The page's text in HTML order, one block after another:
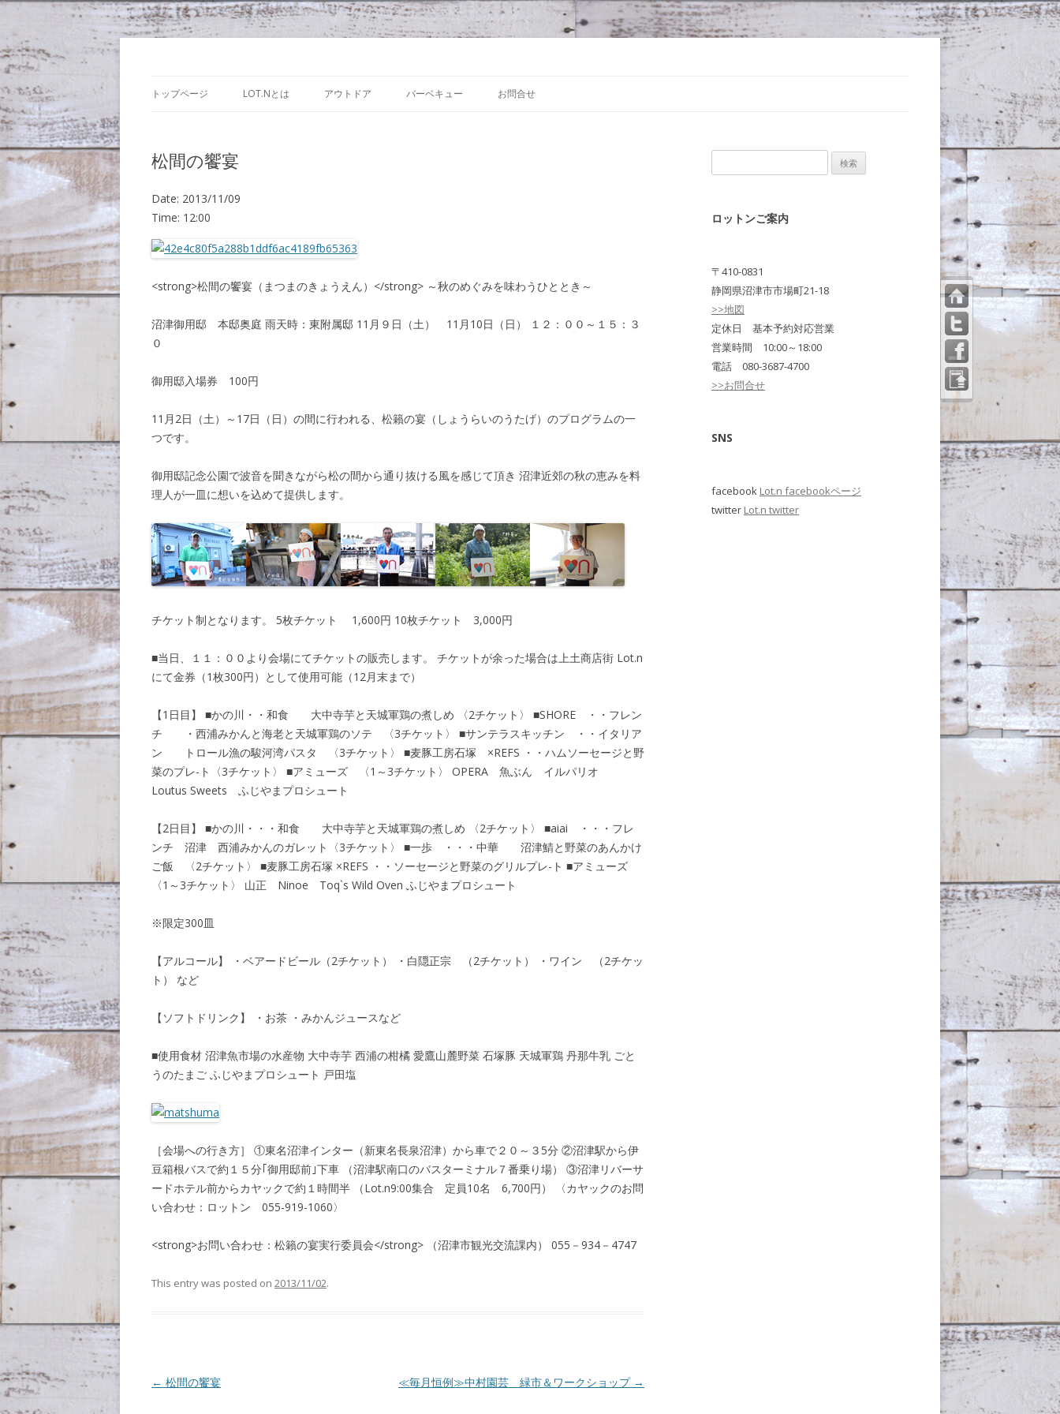
トップページ LOT.Nとは アウトドア バーベキュー お問合せ
松間の饗宴
Date: 2013/11/09
Time: 12:00
<strong>松間の饗宴（まつまのきょうえん）</strong> ～秋のめぐみを味わうひととき～
沼津御用邸 本邸奥庭 雨天時：東附属邸 11月９日（土） 11月10日（日） １２：００～１５：３
０
御用邸入場券 100円
11月2日（土）～17日（日）の間に行われる、松籟の宴（しょうらいのうたげ）のプログラムの一
つです。
御用邸記念公園で波音を聞きながら松の間から通り抜ける風を感じて頂き 沼津近郊の秋の恵みを料
理人が一皿に想いを込めて提供します。
チケット制となります。 5枚チケット 1,600円 10枚チケット 3,000円
■当日、１１：００より会場にてチケットの販売します。 チケットが余った場合は上土商店街 Lot.n
にて金券（1枚300円）として使用可能（12月末まで）
【1日目】 ■かの川・・和食 大中寺芋と天城軍鶏の煮しめ 〈2チケット〉 ■SHORE ・・フレン
チ ・西浦みかんと海老と天城軍鶏のソテ 〈3チケット〉 ■サンテラスキッチン ・・イタリア
ン トロール漁の駿河湾パスタ 〈3チケット〉 ■麦豚工房石塚 ×REFS ・・ハムソーセージと野
菜のプレ-ト〈3チケット〉 ■アミューズ 〈1～3チケット〉 OPERA 魚ぶん イルパリオ
Loutus Sweets ふじやまプロシュート
【2日目】 ■かの川・・・和食 大中寺芋と天城軍鶏の煮しめ 〈2チケット〉 ■aiai ・・・フレ
ンチ 沼津 西浦みかんのガレット〈3チケット〉 ■一歩 ・・・中華 沼津鯖と野菜のあんかけ
ご飯 〈2チケット〉 ■麦豚工房石塚 ×REFS ・・ソーセージと野菜のグリルプレ-ト ■アミューズ
〈1～3チケット〉 山正 Ninoe Toq`s Wild Oven ふじやまプロシュート
※限定300皿
【アルコール】 ・ベアードビール（2チケット） ・白隠正宗 （2チケット） ・ワイン （2チケッ
ト） など
【ソフトドリンク】 ・お茶 ・みかんジュースなど
■使用食材 沼津魚市場の水産物 大中寺芋 西浦の柑橘 愛鷹山麓野菜 石塚豚 天城軍鶏 丹那牛乳 ごと
うのたまご ふじやまプロシュート 戸田塩
［会場への行き方］ ①東名沼津インター（新東名長泉沼津）から車で２０～３5分 ②沼津駅から伊
豆箱根バスで約１５分｢御用邸前｣下車 （沼津駅南口のバスターミナル７番乗り場） ③沼津リバーサ
ードホテル前からカヤックで約１時間半 （Lot.n9:00集合 定員10名 6,700円） 〈カヤックのお問
い合わせ：ロットン 055-919-1060〉
<strong>お問い合わせ：松籟の宴実行委員会</strong> （沼津市観光交流課内） 055－934－4747
This entry was posted on 2013/11/02.
Post navigation
← 松間の饗宴 ≪毎月恒例≫中村園芸 緑市＆ワークショップ →
索:
ロットンご案内
〒410-0831
静岡県沼津市市場町21-18
>>地図
定休日 基本予約対応営業
営業時間 10:00～18:00
電話 080-3687-4700
>>お問合せ
SNS
facebook Lot.n facebookページ
twitter Lot.n twitter
トッ
プペ
ージ
ペー
ジの
先頭
へ